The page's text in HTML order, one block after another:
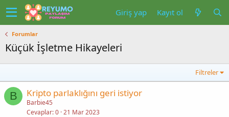
Giriş yap Kayıt ol
Forumlar
Küçük İşletme Hikayeleri
Filtreler
B Kripto parlaklığını geri istiyor
Barbie45
Cevaplar 0 21 Mar 2023